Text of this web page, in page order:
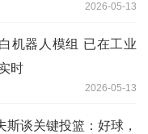
2026-05-13
机器人模组 已在工业
时
2026-05-13
斯谈关键投篮：好球，